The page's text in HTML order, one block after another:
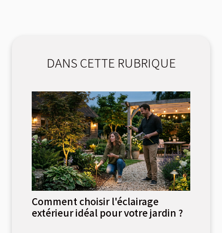
DANS CETTE RUBRIQUE
Comment choisir l'éclairage
extérieur idéal pour votre jardin ?